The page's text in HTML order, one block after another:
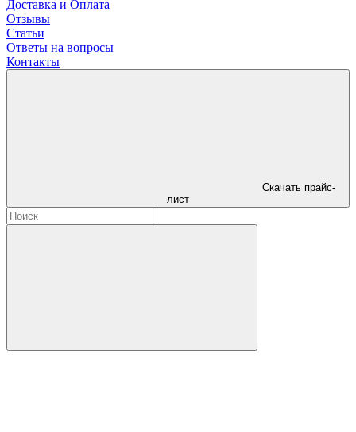
Доставка и Оплата
Отзывы
Статьи
Ответы на вопросы
Контакты
Скачать прайс-
лист